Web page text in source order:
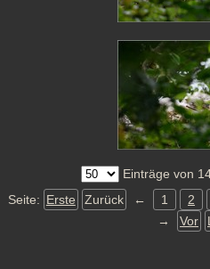
Einträge von
Seite: Erste Zurück ← 1 2
→
Vor